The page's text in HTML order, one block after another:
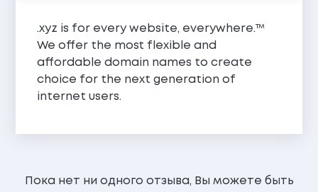
.xyz is for every website, everywhere.™
We offer the most flexible and
affordable domain names to create
choice for the next generation of
internet users.
Пока нет ни одного отзыва, Вы можете быть